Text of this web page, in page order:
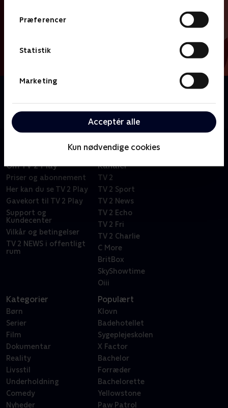
Præferencer
Statistik
Marketing
Acceptér alle
Kun nødvendige cookies
største nyhedsdage.
Om TV 2 Play
Priser og abonnement
Her kan du se TV 2 Play
Gavekort til TV 2 Play
Support og
Kundecenter
Vilkår og betingelser
TV 2 NEWS i offentligt
rum
Kanaler
TV 2
TV 2 Sport
TV 2 News
TV 2 Echo
TV 2 Fri
TV 2 Charlie
C More
BritBox
SkyShowtime
Oiii
Kategorier
Børn
Serier
Film
Dokumentar
Reality
Livsstil
Underholdning
Comedy
Nyheder
Populært
Klovn
Badehotellet
Sygeplejeskolen
X Factor
Bachelor
Forræder
Bachelorette
Yellowstone
Paw Patrol